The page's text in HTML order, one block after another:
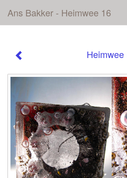
Ans Bakker - Heimwee 16
Heimwee